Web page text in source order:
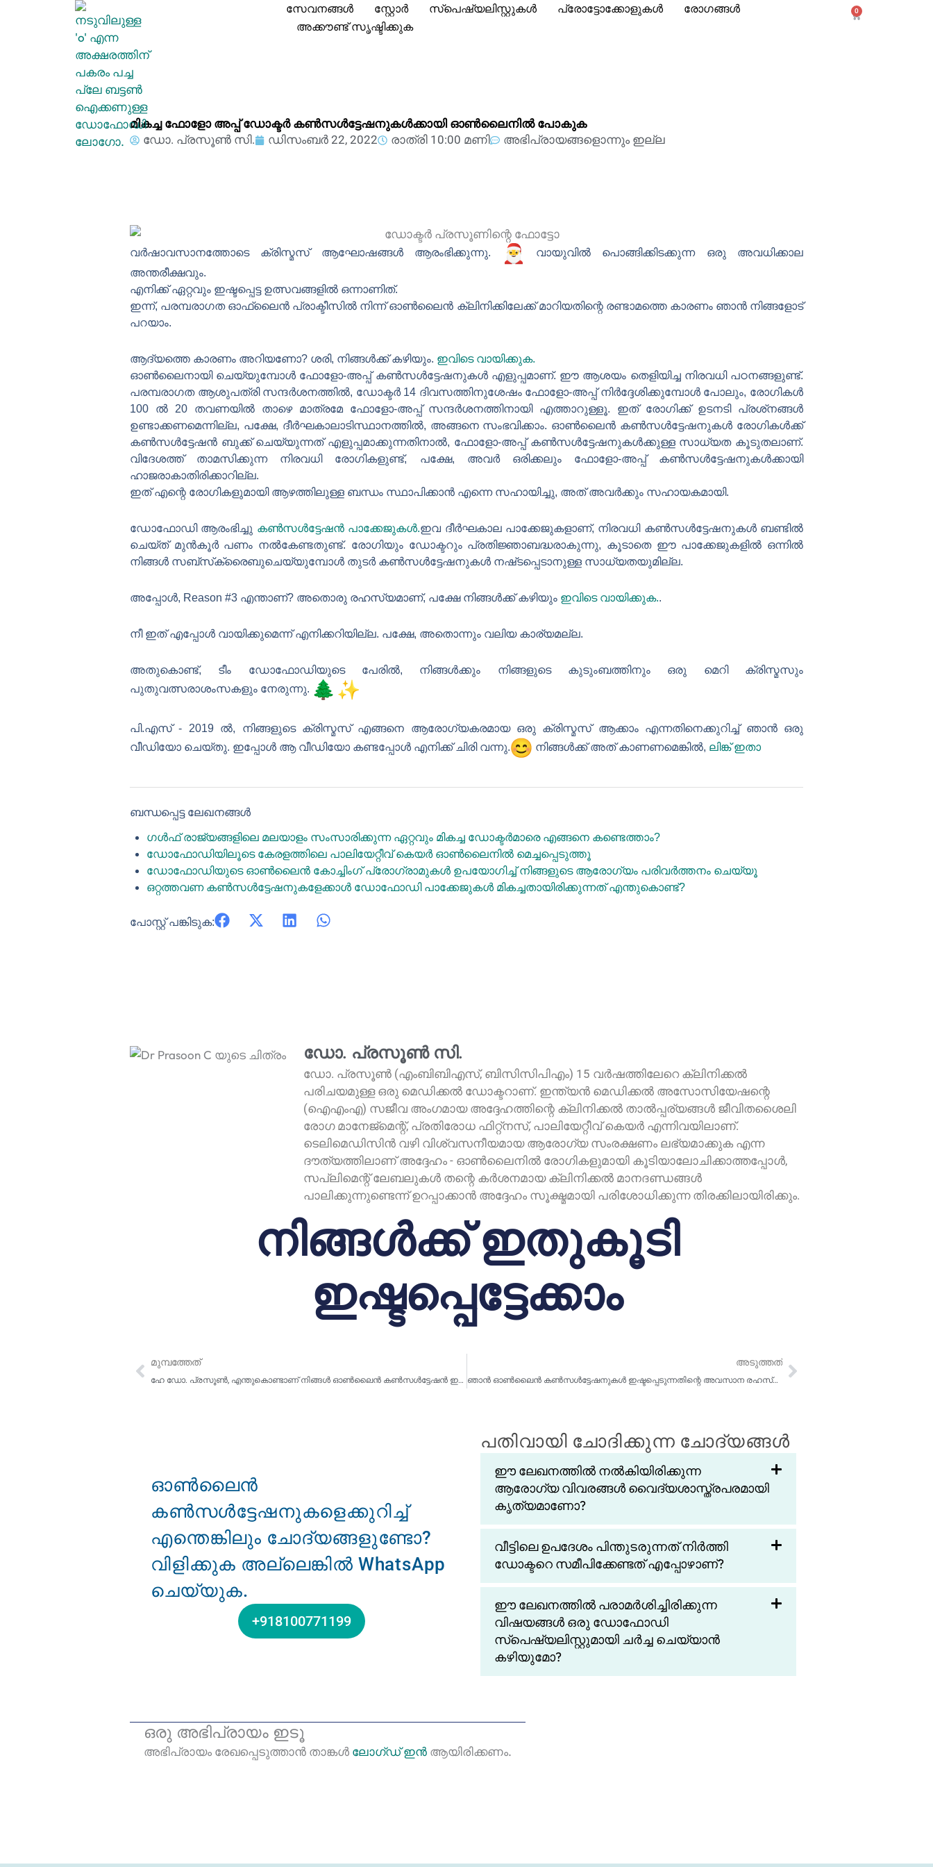
ഉള്ളടക്കത്തിലേക്ക്
സേവനങ്ങൾ സ്റ്റോർ സ്പെഷ്യലിസ്റ്റുകൾ പ്രോട്ടോക്കോളുകൾ
രോഗങ്ങൾ
അക്കൗണ്ട് സൃഷ്ടിക്കുക
0
കാർട്ട്
മികച്ച ഫോളോ അപ്പ് ഡോക്ടർ കൺസൾട്ടേഷനുകൾക്കായി ഓൺലൈനിൽ പോകുക
ഡോ. പ്രസൂൺ സി.
ഡിസംബർ 22, 2022 രാത്രി 10:00 മണി അഭിപ്രായങ്ങളൊന്നും ഇല്ല
വർഷാവസാനത്തോടെ ക്രിസ്മസ് ആഘോഷങ്ങൾ ആരംഭിക്കുന്നു.
വായുവിൽ പൊങ്ങിക്കിടക്കുന്ന ഒരു അവധിക്കാല
അന്തരീക്ഷവും.
എനിക്ക് ഏറ്റവും ഇഷ്ടപ്പെട്ട ഉത്സവങ്ങളിൽ ഒന്നാണിത്.
ഇന്ന്, പരമ്പരാഗത ഓഫ്‌ലൈൻ പ്രാക്ടീസിൽ നിന്ന് ഓൺലൈൻ ക്ലിനിക്കിലേക്ക് മാറിയതിന്റെ രണ്ടാമത്തെ കാരണം ഞാൻ നിങ്ങളോട്
പറയാം.
ആദ്യത്തെ കാരണം അറിയണോ? ശരി, നിങ്ങൾക്ക് കഴിയും. ഇവിടെ വായിക്കുക.
ഓൺലൈനായി ചെയ്യുമ്പോൾ ഫോളോ-അപ്പ് കൺസൾട്ടേഷനുകൾ എളുപ്പമാണ്. ഈ ആശയം തെളിയിച്ച നിരവധി പഠനങ്ങളുണ്ട്.
പരമ്പരാഗത ആശുപത്രി സന്ദർശനത്തിൽ, ഡോക്ടർ 14 ദിവസത്തിനുശേഷം ഫോളോ-അപ്പ് നിർദ്ദേശിക്കുമ്പോൾ പോലും, രോഗികൾ
100 ൽ 20 തവണയിൽ താഴെ മാത്രമേ ഫോളോ-അപ്പ് സന്ദർശനത്തിനായി എത്താറുള്ളൂ. ഇത് രോഗിക്ക് ഉടനടി പ്രശ്‌നങ്ങൾ
ഉണ്ടാക്കണമെന്നില്ല, പക്ഷേ, ദീർഘകാലാടിസ്ഥാനത്തിൽ, അങ്ങനെ സംഭവിക്കാം. ഓൺലൈൻ കൺസൾട്ടേഷനുകൾ രോഗികൾക്ക്
കൺസൾട്ടേഷൻ ബുക്ക് ചെയ്യുന്നത് എളുപ്പമാക്കുന്നതിനാൽ, ഫോളോ-അപ്പ് കൺസൾട്ടേഷനുകൾക്കുള്ള സാധ്യത കൂടുതലാണ്.
വിദേശത്ത് താമസിക്കുന്ന നിരവധി രോഗികളുണ്ട്, പക്ഷേ, അവർ ഒരിക്കലും ഫോളോ-അപ്പ് കൺസൾട്ടേഷനുകൾക്കായി
ഹാജരാകാതിരിക്കാറില്ല.
ഇത് എന്റെ രോഗികളുമായി ആഴത്തിലുള്ള ബന്ധം സ്ഥാപിക്കാൻ എന്നെ സഹായിച്ചു, അത് അവർക്കും സഹായകമായി.
ഡോഫോഡി ആരംഭിച്ചു കൺസൾട്ടേഷൻ പാക്കേജുകൾ.ഇവ ദീർഘകാല പാക്കേജുകളാണ്, നിരവധി കൺസൾട്ടേഷനുകൾ ബണ്ടിൽ
ചെയ്‌ത് മുൻകൂർ പണം നൽകേണ്ടതുണ്ട്. രോഗിയും ഡോക്ടറും പ്രതിജ്ഞാബദ്ധരാകുന്നു, കൂടാതെ ഈ പാക്കേജുകളിൽ ഒന്നിൽ
നിങ്ങൾ സബ്‌സ്‌ക്രൈബുചെയ്യുമ്പോൾ തുടർ കൺസൾട്ടേഷനുകൾ നഷ്‌ടപ്പെടാനുള്ള സാധ്യതയുമില്ല.
അപ്പോൾ, Reason #3 എന്താണ്? അതൊരു രഹസ്യമാണ്, പക്ഷേ നിങ്ങൾക്ക് കഴിയും ഇവിടെ വായിക്കുക..
നീ ഇത് എപ്പോൾ വായിക്കുമെന്ന് എനിക്കറിയില്ല. പക്ഷേ, അതൊന്നും വലിയ കാര്യമല്ല.
അതുകൊണ്ട്, ടീം ഡോഫോഡിയുടെ പേരിൽ, നിങ്ങൾക്കും നിങ്ങളുടെ കുടുംബത്തിനും ഒരു മെറി ക്രിസ്മസും
പുതുവത്സരാശംസകളും നേരുന്നു.
പി.എസ് - 2019 ൽ, നിങ്ങളുടെ ക്രിസ്മസ് എങ്ങനെ ആരോഗ്യകരമായ ഒരു ക്രിസ്മസ് ആക്കാം എന്നതിനെക്കുറിച്ച് ഞാൻ ഒരു
വീഡിയോ ചെയ്തു. ഇപ്പോൾ ആ വീഡിയോ കണ്ടപ്പോൾ എനിക്ക് ചിരി വന്നു.
നിങ്ങൾക്ക് അത് കാണണമെങ്കിൽ, ലിങ്ക് ഇതാ
ബന്ധപ്പെട്ട ലേഖനങ്ങൾ
ഗൾഫ് രാജ്യങ്ങളിലെ മലയാളം സംസാരിക്കുന്ന ഏറ്റവും മികച്ച ഡോക്ടർമാരെ എങ്ങനെ കണ്ടെത്താം?
ഡോഫോഡിയിലൂടെ കേരളത്തിലെ പാലിയേറ്റീവ് കെയർ ഓൺലൈനിൽ മെച്ചപ്പെടുത്തൂ
ഡോഫോഡിയുടെ ഓൺലൈൻ കോച്ചിംഗ് പ്രോഗ്രാമുകൾ ഉപയോഗിച്ച് നിങ്ങളുടെ ആരോഗ്യം പരിവർത്തനം ചെയ്യൂ
ഒറ്റത്തവണ കൺസൾട്ടേഷനുകളേക്കാൾ ഡോഫോഡി പാക്കേജുകൾ മികച്ചതായിരിക്കുന്നത് എന്തുകൊണ്ട്?
പോസ്റ്റ് പങ്കിടുക:
ഡോ. പ്രസൂൺ സി.
ഡോ. പ്രസൂൺ (എംബിബിഎസ്, ബിസിസിപിഎം) 15 വർഷത്തിലേറെ ക്ലിനിക്കൽ
പരിചയമുള്ള ഒരു മെഡിക്കൽ ഡോക്ടറാണ്. ഇന്ത്യൻ മെഡിക്കൽ അസോസിയേഷന്റെ
(ഐഎംഎ) സജീവ അംഗമായ അദ്ദേഹത്തിന്റെ ക്ലിനിക്കൽ താൽപ്പര്യങ്ങൾ ജീവിതശൈലി
രോഗ മാനേജ്മെന്റ്, പ്രതിരോധ ഫിറ്റ്നസ്, പാലിയേറ്റീവ് കെയർ എന്നിവയിലാണ്.
ടെലിമെഡിസിൻ വഴി വിശ്വസനീയമായ ആരോഗ്യ സംരക്ഷണം ലഭ്യമാക്കുക എന്ന
ദൗത്യത്തിലാണ് അദ്ദേഹം - ഓൺലൈനിൽ രോഗികളുമായി കൂടിയാലോചിക്കാത്തപ്പോൾ,
സപ്ലിമെന്റ് ലേബലുകൾ തന്റെ കർശനമായ ക്ലിനിക്കൽ മാനദണ്ഡങ്ങൾ
പാലിക്കുന്നുണ്ടെന്ന് ഉറപ്പാക്കാൻ അദ്ദേഹം സൂക്ഷ്മമായി പരിശോധിക്കുന്ന തിരക്കിലായിരിക്കും.
നിങ്ങൾക്ക് ഇതുകൂടി
ഇഷ്ടപ്പെട്ടേക്കാം
മുമ്പത്തേത്
മുമ്പത്തേത്
ഹേ ഡോ. പ്രസൂൺ, എന്തുകൊണ്ടാണ് നിങ്ങൾ ഓൺലൈൻ കൺസൾട്ടേഷൻ ഇഷ്ടപ്പെടുന്നത്?
അടുത്തത്
ഞാൻ ഓൺലൈൻ കൺസൾട്ടേഷനുകൾ ഇഷ്ടപ്പെടുന്നതിന്റെ അവസാന രഹസ്യ കാരണം ഇതാ.
അടുത്തത്
ഓൺലൈൻ
കൺസൾട്ടേഷനുകളെക്കുറിച്ച്
എന്തെങ്കിലും ചോദ്യങ്ങളുണ്ടോ?
വിളിക്കുക അല്ലെങ്കിൽ WhatsApp
ചെയ്യുക.
+918100771199
പതിവായി ചോദിക്കുന്ന ചോദ്യങ്ങൾ
ഈ ലേഖനത്തിൽ നൽകിയിരിക്കുന്ന
ആരോഗ്യ വിവരങ്ങൾ വൈദ്യശാസ്ത്രപരമായി
കൃത്യമാണോ?
വീട്ടിലെ ഉപദേശം പിന്തുടരുന്നത് നിർത്തി
ഡോക്ടറെ സമീപിക്കേണ്ടത് എപ്പോഴാണ്?
ഈ ലേഖനത്തിൽ പരാമർശിച്ചിരിക്കുന്ന
വിഷയങ്ങൾ ഒരു ഡോഫോഡി
സ്പെഷ്യലിസ്റ്റുമായി ചർച്ച ചെയ്യാൻ
കഴിയുമോ?
ഒരു അഭിപ്രായം ഇടൂ
അഭിപ്രായം രേഖപ്പെടുത്താ‍ൻ താങ്കൾ ലോഗ്ഡ് ഇൻ ആയിരിക്കണം.